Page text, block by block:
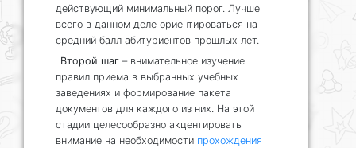
действующий минимальный порог. Лучше
всего в данном деле ориентироваться на
средний балл абитуриентов прошлых лет.
Второй шаг – внимательное изучение
правил приема в выбранных учебных
заведениях и формирование пакета
документов для каждого из них. На этой
стадии целесообразно акцентировать
внимание на необходимости прохождения